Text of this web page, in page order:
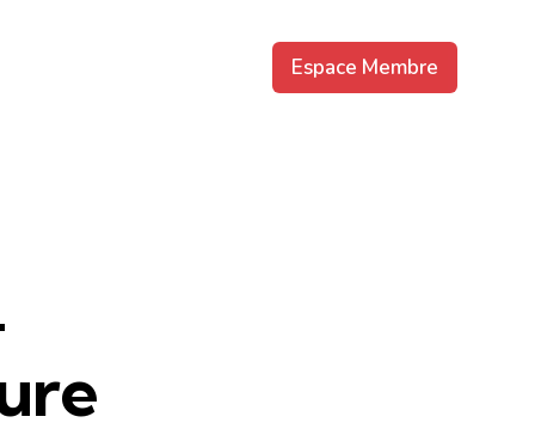
Espace Membre